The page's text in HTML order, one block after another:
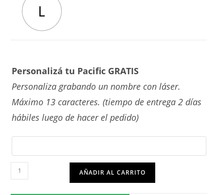
L
Personalizá tu Pacific GRATIS
Personaliza grabando un nombre con láser.
Máximo 13 caracteres. (tiempo de entrega 2 días
hábiles luego de hacer el pedido)
Ignacio
cantidad
AÑADIR AL CARRITO